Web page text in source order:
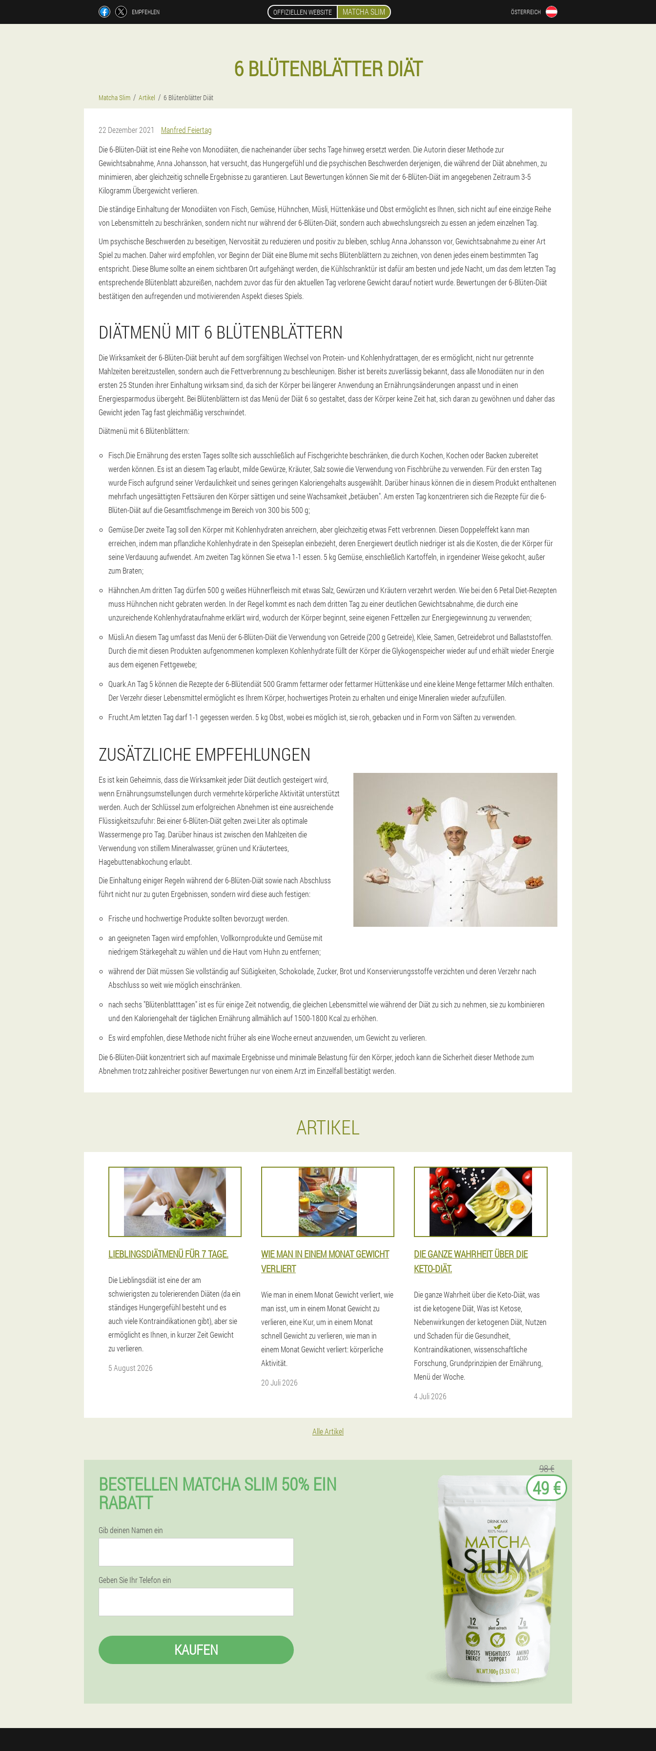
EMPFEHLEN OFFIZIELLEN WEBSITE MATCHA SLIM ÖSTERREICH
6 BLÜTENBLÄTTER DIÄT
Matcha Slim Artikel 6 Blütenblätter Diät
22 Dezember 2021
Manfred Feiertag
Die 6-Blüten-Diät ist eine Reihe von Monodiäten, die nacheinander über sechs Tage hinweg ersetzt werden. Die Autorin dieser Methode zur
Gewichtsabnahme, Anna Johansson, hat versucht, das Hungergefühl und die psychischen Beschwerden derjenigen, die während der Diät abnehmen, zu
minimieren, aber gleichzeitig schnelle Ergebnisse zu garantieren. Laut Bewertungen können Sie mit der 6-Blüten-Diät im angegebenen Zeitraum 3-5
Kilogramm Übergewicht verlieren.
Die ständige Einhaltung der Monodiäten von Fisch, Gemüse, Hühnchen, Müsli, Hüttenkäse und Obst ermöglicht es Ihnen, sich nicht auf eine einzige Reihe
von Lebensmitteln zu beschränken, sondern nicht nur während der 6-Blüten-Diät, sondern auch abwechslungsreich zu essen an jedem einzelnen Tag.
Um psychische Beschwerden zu beseitigen, Nervosität zu reduzieren und positiv zu bleiben, schlug Anna Johansson vor, Gewichtsabnahme zu einer Art
Spiel zu machen. Daher wird empfohlen, vor Beginn der Diät eine Blume mit sechs Blütenblättern zu zeichnen, von denen jedes einem bestimmten Tag
entspricht. Diese Blume sollte an einem sichtbaren Ort aufgehängt werden, die Kühlschranktür ist dafür am besten und jede Nacht, um das dem letzten Tag
entsprechende Blütenblatt abzureißen, nachdem zuvor das für den aktuellen Tag verlorene Gewicht darauf notiert wurde. Bewertungen der 6-Blüten-Diät
bestätigen den aufregenden und motivierenden Aspekt dieses Spiels.
DIÄTMENÜ MIT 6 BLÜTENBLÄTTERN
Die Wirksamkeit der 6-Blüten-Diät beruht auf dem sorgfältigen Wechsel von Protein- und Kohlenhydrattagen, der es ermöglicht, nicht nur getrennte
Mahlzeiten bereitzustellen, sondern auch die Fettverbrennung zu beschleunigen. Bisher ist bereits zuverlässig bekannt, dass alle Monodiäten nur in den
ersten 25 Stunden ihrer Einhaltung wirksam sind, da sich der Körper bei längerer Anwendung an Ernährungsänderungen anpasst und in einen
Energiesparmodus übergeht. Bei Blütenblättern ist das Menü der Diät 6 so gestaltet, dass der Körper keine Zeit hat, sich daran zu gewöhnen und daher das
Gewicht jeden Tag fast gleichmäßig verschwindet.
Diätmenü mit 6 Blütenblättern:
Fisch.Die Ernährung des ersten Tages sollte sich ausschließlich auf Fischgerichte beschränken, die durch Kochen, Kochen oder Backen zubereitet
werden können. Es ist an diesem Tag erlaubt, milde Gewürze, Kräuter, Salz sowie die Verwendung von Fischbrühe zu verwenden. Für den ersten Tag
wurde Fisch aufgrund seiner Verdaulichkeit und seines geringen Kaloriengehalts ausgewählt. Darüber hinaus können die in diesem Produkt enthaltenen
mehrfach ungesättigten Fettsäuren den Körper sättigen und seine Wachsamkeit „betäuben". Am ersten Tag konzentrieren sich die Rezepte für die 6-
Blüten-Diät auf die Gesamtfischmenge im Bereich von 300 bis 500 g;
Gemüse.Der zweite Tag soll den Körper mit Kohlenhydraten anreichern, aber gleichzeitig etwas Fett verbrennen. Diesen Doppeleffekt kann man
erreichen, indem man pflanzliche Kohlenhydrate in den Speiseplan einbezieht, deren Energiewert deutlich niedriger ist als die Kosten, die der Körper für
seine Verdauung aufwendet. Am zweiten Tag können Sie etwa 1-1 essen. 5 kg Gemüse, einschließlich Kartoffeln, in irgendeiner Weise gekocht, außer
zum Braten;
Hähnchen.Am dritten Tag dürfen 500 g weißes Hühnerfleisch mit etwas Salz, Gewürzen und Kräutern verzehrt werden. Wie bei den 6 Petal Diet-Rezepten
muss Hühnchen nicht gebraten werden. In der Regel kommt es nach dem dritten Tag zu einer deutlichen Gewichtsabnahme, die durch eine
unzureichende Kohlenhydrataufnahme erklärt wird, wodurch der Körper beginnt, seine eigenen Fettzellen zur Energiegewinnung zu verwenden;
Müsli.An diesem Tag umfasst das Menü der 6-Blüten-Diät die Verwendung von Getreide (200 g Getreide), Kleie, Samen, Getreidebrot und Ballaststoffen.
Durch die mit diesen Produkten aufgenommenen komplexen Kohlenhydrate füllt der Körper die Glykogenspeicher wieder auf und erhält wieder Energie
aus dem eigenen Fettgewebe;
Quark.An Tag 5 können die Rezepte der 6-Blütendiät 500 Gramm fettarmer oder fettarmer Hüttenkäse und eine kleine Menge fettarmer Milch enthalten.
Der Verzehr dieser Lebensmittel ermöglicht es Ihrem Körper, hochwertiges Protein zu erhalten und einige Mineralien wieder aufzufüllen.
Frucht.Am letzten Tag darf 1-1 gegessen werden. 5 kg Obst, wobei es möglich ist, sie roh, gebacken und in Form von Säften zu verwenden.
ZUSÄTZLICHE EMPFEHLUNGEN
Es ist kein Geheimnis, dass die Wirksamkeit jeder Diät deutlich gesteigert wird,
wenn Ernährungsumstellungen durch vermehrte körperliche Aktivität unterstützt
werden. Auch der Schlüssel zum erfolgreichen Abnehmen ist eine ausreichende
Flüssigkeitszufuhr: Bei einer 6-Blüten-Diät gelten zwei Liter als optimale
Wassermenge pro Tag. Darüber hinaus ist zwischen den Mahlzeiten die
Verwendung von stillem Mineralwasser, grünen und Kräutertees,
Hagebuttenabkochung erlaubt.
Die Einhaltung einiger Regeln während der 6-Blüten-Diät sowie nach Abschluss
führt nicht nur zu guten Ergebnissen, sondern wird diese auch festigen:
Frische und hochwertige Produkte sollten bevorzugt werden.
an geeigneten Tagen wird empfohlen, Vollkornprodukte und Gemüse mit
niedrigem Stärkegehalt zu wählen und die Haut vom Huhn zu entfernen;
während der Diät müssen Sie vollständig auf Süßigkeiten, Schokolade, Zucker, Brot und Konservierungsstoffe verzichten und deren Verzehr nach
Abschluss so weit wie möglich einschränken.
nach sechs "Blütenblatttagen" ist es für einige Zeit notwendig, die gleichen Lebensmittel wie während der Diät zu sich zu nehmen, sie zu kombinieren
und den Kaloriengehalt der täglichen Ernährung allmählich auf 1500-1800 Kcal zu erhöhen.
Es wird empfohlen, diese Methode nicht früher als eine Woche erneut anzuwenden, um Gewicht zu verlieren.
Die 6-Blüten-Diät konzentriert sich auf maximale Ergebnisse und minimale Belastung für den Körper, jedoch kann die Sicherheit dieser Methode zum
Abnehmen trotz zahlreicher positiver Bewertungen nur von einem Arzt im Einzelfall bestätigt werden.
ARTIKEL
LIEBLINGSDIÄTMENÜ FÜR 7 TAGE.
Die Lieblingsdiät ist eine der am
schwierigsten zu tolerierenden Diäten (da ein
ständiges Hungergefühl besteht und es
auch viele Kontraindikationen gibt), aber sie
ermöglicht es Ihnen, in kurzer Zeit Gewicht
zu verlieren.
5 August 2026
WIE MAN IN EINEM MONAT GEWICHT
VERLIERT
Wie man in einem Monat Gewicht verliert, wie
man isst, um in einem Monat Gewicht zu
verlieren, eine Kur, um in einem Monat
schnell Gewicht zu verlieren, wie man in
einem Monat Gewicht verliert: körperliche
Aktivität.
20 Juli 2026
DIE GANZE WAHRHEIT ÜBER DIE
KETO-DIÄT.
Die ganze Wahrheit über die Keto-Diät, was
ist die ketogene Diät, Was ist Ketose,
Nebenwirkungen der ketogenen Diät, Nutzen
und Schaden für die Gesundheit,
Kontraindikationen, wissenschaftliche
Forschung, Grundprinzipien der Ernährung,
Menü der Woche.
4 Juli 2026
Alle Artikel
BESTELLEN MATCHA SLIM 50% EIN
RABATT
Gib deinen Namen ein
Geben Sie Ihr Telefon ein
KAUFEN
98 €
49 €